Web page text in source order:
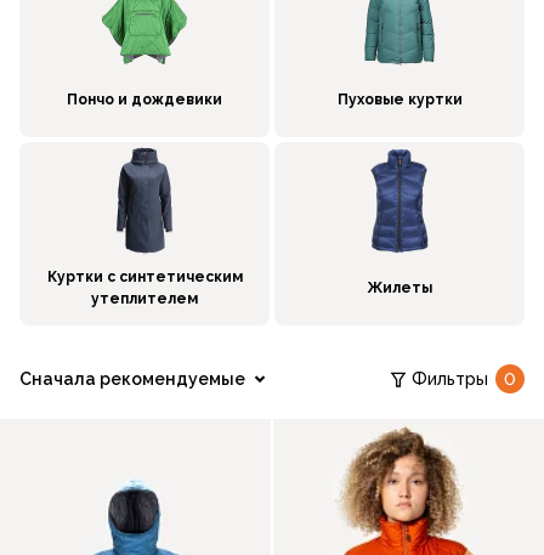
Пончо и дождевики Пуховые куртки
Куртки с синтетическим
утеплителем
Жилеты
Сначала рекомендуемые Фильтры 0